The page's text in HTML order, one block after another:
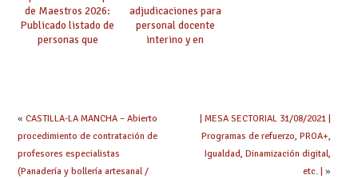
de Maestros 2026:
Publicado listado de
personas que
adjudicaciones para
personal docente
interino y en
« CASTILLA-LA MANCHA – Abierto
procedimiento de contratación de
profesores especialistas
(Panadería y bollería artesanal /
| MESA SECTORIAL 31/08/2021 |
Programas de refuerzo, PROA+,
Igualdad, Dinamización digital,
etc. | »